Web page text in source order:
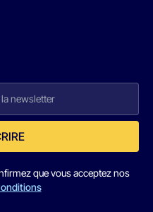
que vous acceptez nos